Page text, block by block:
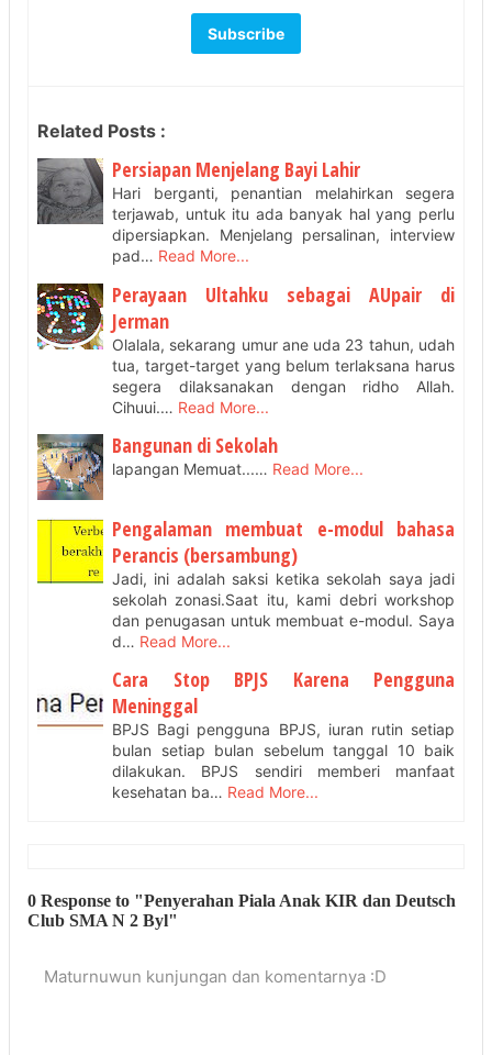
Related Posts :
Persiapan Menjelang Bayi Lahir
Hari berganti, penantian melahirkan segera
terjawab, untuk itu ada banyak hal yang perlu
dipersiapkan. Menjelang persalinan, interview
pad… Read More...
Perayaan Ultahku sebagai AUpair di
Jerman
Olalala, sekarang umur ane uda 23 tahun, udah
tua, target-target yang belum terlaksana harus
segera dilaksanakan dengan ridho Allah.
Cihuui.… Read More...
Bangunan di Sekolah
lapangan Memuat...… Read More...
Pengalaman membuat e-modul bahasa
Perancis (bersambung)
Jadi, ini adalah saksi ketika sekolah saya jadi
sekolah zonasi.Saat itu, kami debri workshop
dan penugasan untuk membuat e-modul. Saya
d… Read More...
Cara Stop BPJS Karena Pengguna
Meninggal
BPJS Bagi pengguna BPJS, iuran rutin setiap
bulan setiap bulan sebelum tanggal 10 baik
dilakukan. BPJS sendiri memberi manfaat
kesehatan ba… Read More...
0 Response to "Penyerahan Piala Anak KIR dan Deutsch
Club SMA N 2 Byl"
Maturnuwun kunjungan dan komentarnya :D